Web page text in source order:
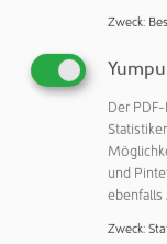
Systec &
Wilhelm-
76131 Karlsruhe
Zweck:
Der
und
ebenfalls
Zweck: